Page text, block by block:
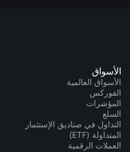
الأسواق
الأسواق العالمية
الفوركس
المؤشرات
السلع
التداول في صناديق الإستثمار
المتداولة (ETF)
العملات الرقمية